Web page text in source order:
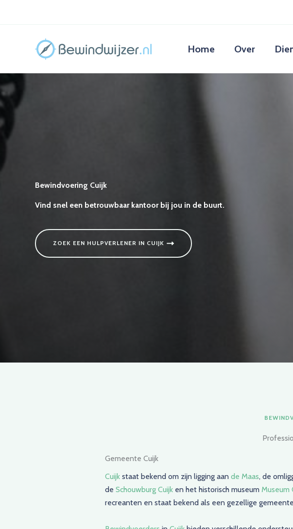
Home Over
Bewindvoering Cuijk
Vind snel een betrouwbaar kantoor bij jou in de buurt.
ZOEK EEN HULPVERLENER IN CUIJK
Gemeente Cuijk
Cuijk staat bekend om zijn ligging aan de Maas, de
de Schouwburg Cuijk en het historisch museum Museum
recreanten en staat bekend als een gezellige